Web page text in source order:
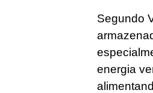
Segundo
energia